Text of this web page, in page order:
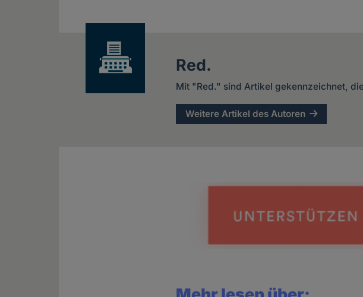
Red.
Mit "Red." sind Artikel gekennzeichnet,
Weitere Artikel des Autoren